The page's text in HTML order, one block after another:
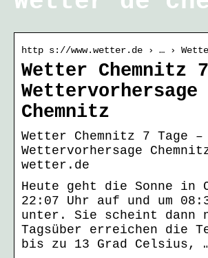
http s://www.wetter.de › … ›
Wetter Chemnitz
Wettervorhersage
Chemnitz
Wetter Chemnitz 7 Tage –
Wettervorhersage
wetter.de
Heute geht die Sonne in
22:07 Uhr auf und um
unter. Sie scheint dann
Tagsüber erreichen die
bis zu 13 Grad Celsius,